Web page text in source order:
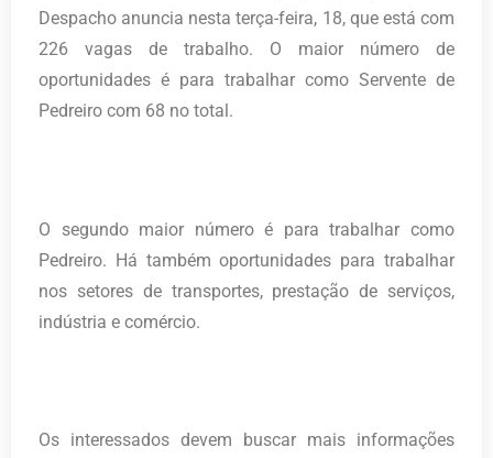
Despacho anuncia nesta terça-feira, 18, que está com
226 vagas de trabalho. O maior número de
oportunidades é para trabalhar como Servente de
Pedreiro com 68 no total.
O segundo maior número é para trabalhar como
Pedreiro. Há também oportunidades para trabalhar
nos setores de transportes, prestação de serviços,
indústria e comércio.
Os interessados devem buscar mais informações